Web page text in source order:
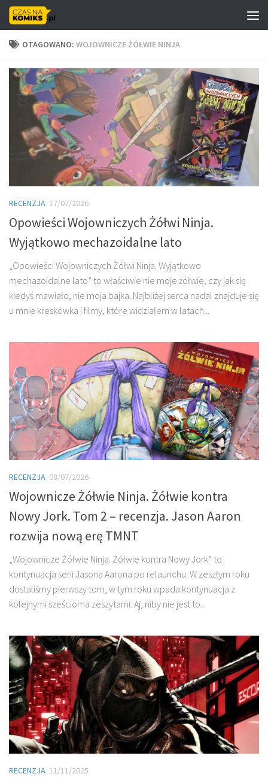
Skip to content
OTAGOWANO: WOJOWNICZE ŻÓŁWIE NINJA
RECENZJA 17/07/2026
Opowieści Wojowniczych Żółwi Ninja.
Wyjątkowo mechazoidalne lato
„Opowieści Wojowniczych Żółwi Ninja. Wyjątkowo
mechazoidalne lato” to właściwie nie moje żółwie, czy jak się
kiedyś mawiało, nie moja bajka. Najbliżej serca nadal znajduje się
u mnie kreskówka i filmy, które widziałem w latach...
RECENZJA 08/07/2026
Wojownicze Żółwie Ninja. Żółwie kontra
Nowy Jork. Tom 2 – recenzja. Jason Aaron
rozwija nową erę TMNT
„Wojownicze Żółwie Ninja. Żółwie kontra Nowy Jork” to
kontynuacja serii Jasona Aarona po relaunchu. W zeszłym roku
dostaliśmy pierwszy tom, w tym roku wpada kontynuacja z
kolejnymi sześcioma zeszytami. Aj, niby nie jest to...
RECENZJA 11/11/2025